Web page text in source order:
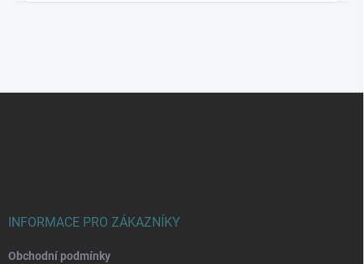
INFORMACE PRO ZÁKAZNÍKY
Obchodní podmínky